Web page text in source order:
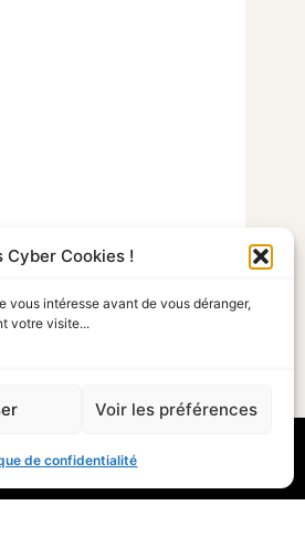
Cyber Cookies !
vous intéresse avant de vous déranger,
votre visite...
Voir les préférences
de confidentialité